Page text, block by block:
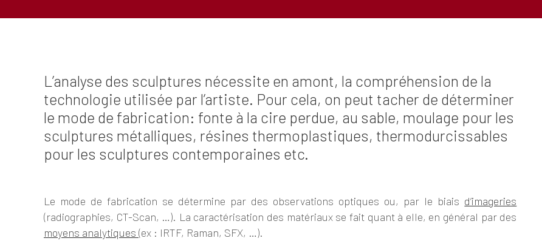
L’analyse des sculptures nécessite en amont, la compréhension de la
technologie utilisée par l’artiste. Pour cela, on peut tacher de déterminer
le mode de fabrication: fonte à la cire perdue, au sable, moulage pour les
sculptures métalliques, résines thermoplastiques, thermodurcissables
pour les sculptures contemporaines etc.
Le mode de fabrication se détermine par des observations optiques ou, par le biais d’imageries
(radiographies, CT-Scan, …). La caractérisation des matériaux se fait quant à elle, en général par des
moyens analytiques (ex : IRTF, Raman, SFX, …).